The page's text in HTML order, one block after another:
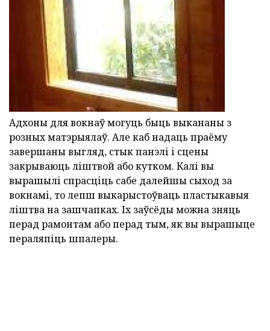
Адхоны для вокнаў могуць быць выкананы з
розных матэрыялаў. Але каб надаць праёму
завершаны выгляд, стык панэлі і сцены
закрываюць ліштвой або кутком. Калі вы
вырашылі спрасціць сабе далейшы сыход за
вокнамі, то лепш выкарыстоўваць пластыкавыя
ліштва на зашчапках. Іх заўсёды можна зняць
перад рамонтам або перад тым, як вы вырашыце
пераляпіць шпалеры.